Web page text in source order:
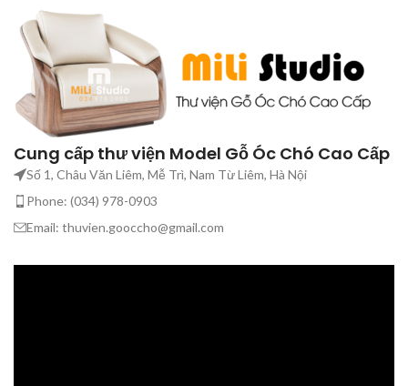
Cung cấp thư viện Model Gỗ Óc Chó Cao Cấp
Số 1, Châu Văn Liêm, Mễ Trì, Nam Từ Liêm, Hà Nội
Phone: (034) 978-0903
Email: thuvien.gooccho@gmail.com